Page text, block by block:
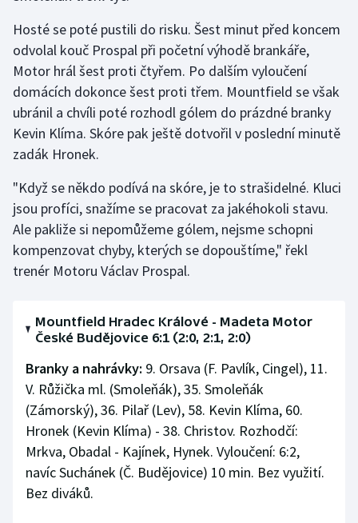
Hosté se poté pustili do risku. Šest minut před koncem
odvolal kouč Prospal při početní výhodě brankáře,
Motor hrál šest proti čtyřem. Po dalším vyloučení
domácích dokonce šest proti třem. Mountfield se však
ubránil a chvíli poté rozhodl gólem do prázdné branky
Kevin Klíma. Skóre pak ještě dotvořil v poslední minutě
zadák Hronek.
"Když se někdo podívá na skóre, je to strašidelné. Kluci
jsou profíci, snažíme se pracovat za jakéhokoli stavu.
Ale pakliže si nepomůžeme gólem, nejsme schopni
kompenzovat chyby, kterých se dopouštíme," řekl
trenér Motoru Václav Prospal.
Mountfield Hradec Králové - Madeta Motor
České Budějovice 6:1 (2:0, 2:1, 2:0)
Branky a nahrávky: 9. Orsava (F. Pavlík, Cingel), 11.
V. Růžička ml. (Smoleňák), 35. Smoleňák
(Zámorský), 36. Pilař (Lev), 58. Kevin Klíma, 60.
Hronek (Kevin Klíma) - 38. Christov. Rozhodčí:
Mrkva, Obadal - Kajínek, Hynek. Vyloučení: 6:2,
navíc Suchánek (Č. Budějovice) 10 min. Bez využití.
Bez diváků.